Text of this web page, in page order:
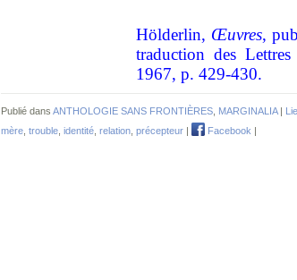
Hölderlin, Œuvres,
traduction des
1967, p. 429-430.
Publié dans ANTHOLOGIE SANS FRONTIÈRES MARGINALIA|
mère trouble identité relation précepteur | Facebook |